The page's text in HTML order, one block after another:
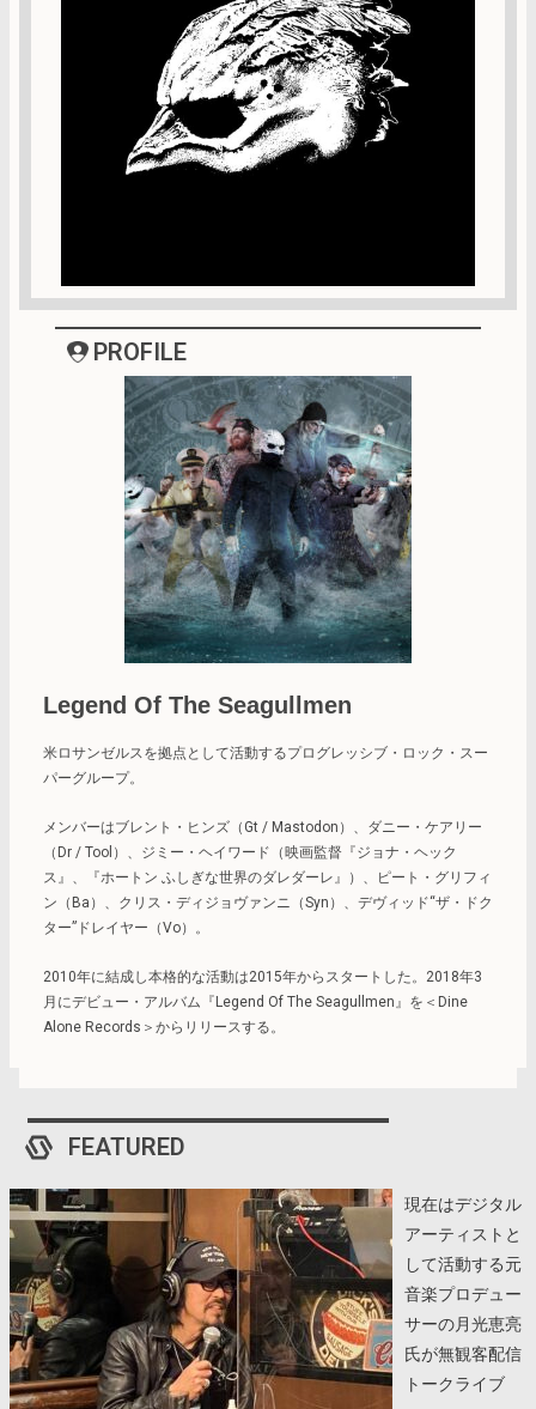
PROFILE
Legend Of The Seagullmen
米ロサンゼルスを拠点として活動するプログレッシブ・ロック・スー
パーグループ。
メンバーはブレント・ヒンズ（Gt / Mastodon）、ダニー・ケアリー
（Dr / Tool）、ジミー・ヘイワード（映画監督『ジョナ・ヘック
ス』、『ホートン ふしぎな世界のダレダーレ』）、ピート・グリフィ
ン（Ba）、クリス・ディジョヴァンニ（Syn）、デヴィッド“ザ・ドク
ター”ドレイヤー（Vo）。
2010年に結成し本格的な活動は2015年からスタートした。2018年3
月にデビュー・アルバム『Legend Of The Seagullmen』を＜Dine
Alone Records＞からリリースする。
FEATURED
現在はデジタル
アーティストと
して活動する元
音楽プロデュー
サーの月光恵亮
氏が無観客配信
トークライブ